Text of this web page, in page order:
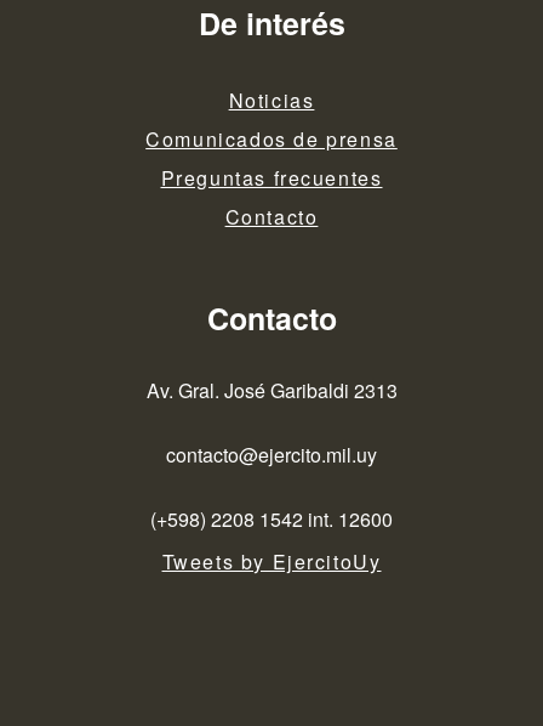
De interés
Noticias
Comunicados de prensa
Preguntas frecuentes
Contacto
Contacto
Av. Gral. José Garibaldi 2313
contacto@ejercito.mil.uy
(+598) 2208 1542 int. 12600
Tweets by EjercitoUy